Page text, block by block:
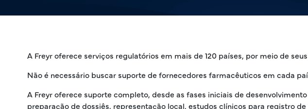
A Freyr oferece serviços regulatórios em mais de 120 países, por meio de
Não é necessário buscar suporte de fornecedores farmacêuticos em cada
A Freyr oferece suporte completo, desde as fases iniciais de
preparação de dossiês, representação local, estudos clínicos para registro